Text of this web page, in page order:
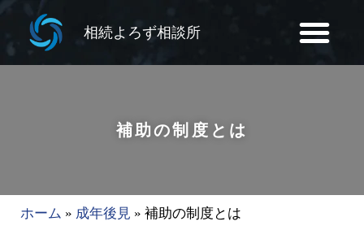
相続よろず相談所
補助の制度とは
ホーム » 成年後見 » 補助の制度とは